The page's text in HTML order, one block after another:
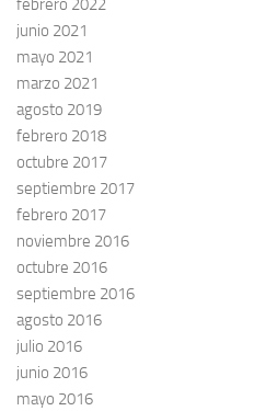
febrero 2022
junio 2021
mayo 2021
marzo 2021
agosto 2019
febrero 2018
octubre 2017
septiembre 2017
febrero 2017
noviembre 2016
octubre 2016
septiembre 2016
agosto 2016
julio 2016
junio 2016
mayo 2016